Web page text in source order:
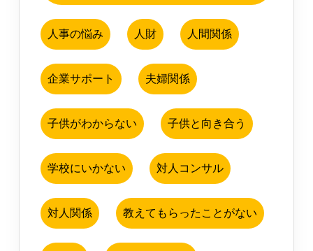
人事の悩み 人財 人間関係
企業サポート 夫婦関係
子供がわからない 子供と向き合う
学校にいかない 対人コンサル
対人関係 教えてもらったことがない